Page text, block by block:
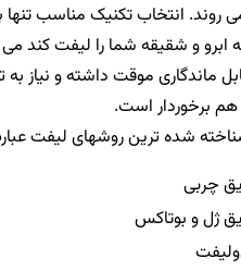
روند. انتخاب تکنیک مناسب
و شقیقه شما را لیفت کند می
ماندگاری موقت داشته و نیاز
هم برخوردار است.
شده ترین روشهای لیفت
چربی
ژل و بوتاکس